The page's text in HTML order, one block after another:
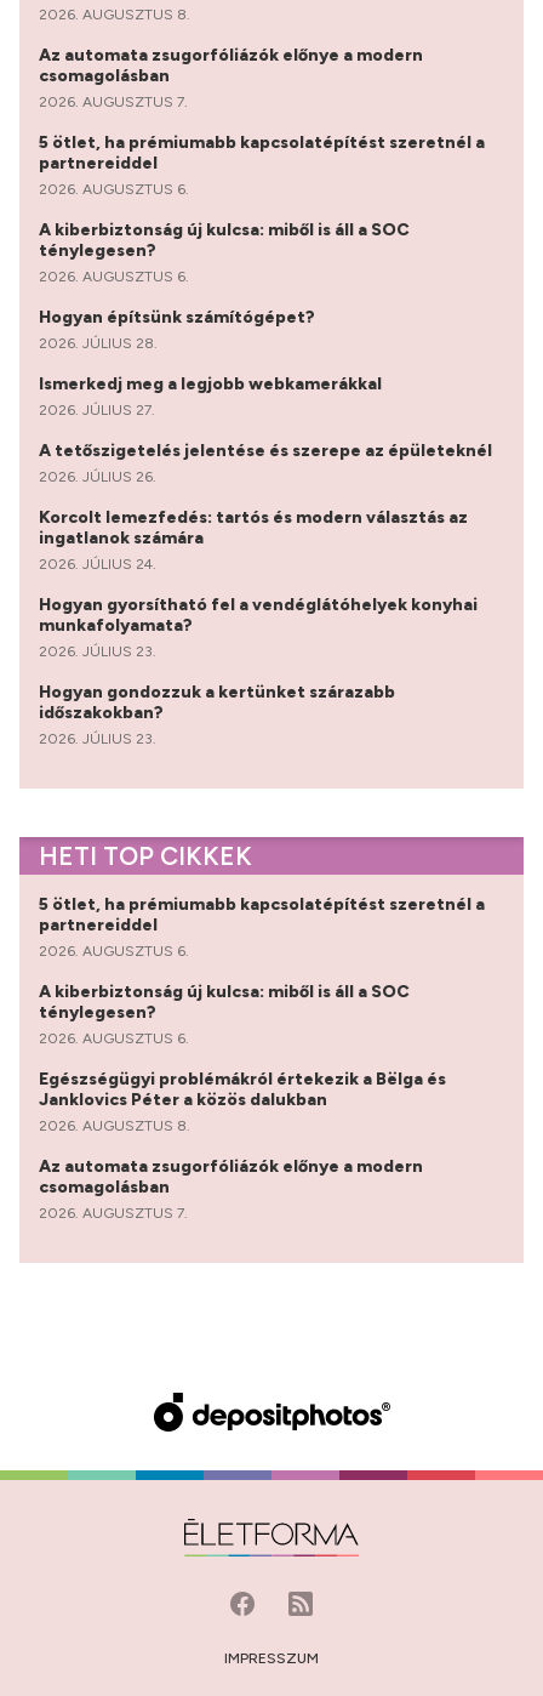
2026. AUGUSZTUS 8.
Az automata zsugorfóliázók előnye a modern
csomagolásban
2026. AUGUSZTUS 7.
5 ötlet, ha prémiumabb kapcsolatépítést szeretnél a
partnereiddel
2026. AUGUSZTUS 6.
A kiberbiztonság új kulcsa: miből is áll a SOC
ténylegesen?
2026. AUGUSZTUS 6.
Hogyan építsünk számítógépet?
2026. JÚLIUS 28.
Ismerkedj meg a legjobb webkamerákkal
2026. JÚLIUS 27.
A tetőszigetelés jelentése és szerepe az épületeknél
2026. JÚLIUS 26.
Korcolt lemezfedés: tartós és modern választás az
ingatlanok számára
2026. JÚLIUS 24.
Hogyan gyorsítható fel a vendéglátóhelyek konyhai
munkafolyamata?
2026. JÚLIUS 23.
Hogyan gondozzuk a kertünket szárazabb
időszakokban?
2026. JÚLIUS 23.
HETI TOP CIKKEK
5 ötlet, ha prémiumabb kapcsolatépítést szeretnél a
partnereiddel
2026. AUGUSZTUS 6.
A kiberbiztonság új kulcsa: miből is áll a SOC
ténylegesen?
2026. AUGUSZTUS 6.
Egészségügyi problémákról értekezik a Bëlga és
Janklovics Péter a közös dalukban
2026. AUGUSZTUS 8.
Az automata zsugorfóliázók előnye a modern
csomagolásban
2026. AUGUSZTUS 7.
IMPRESSZUM